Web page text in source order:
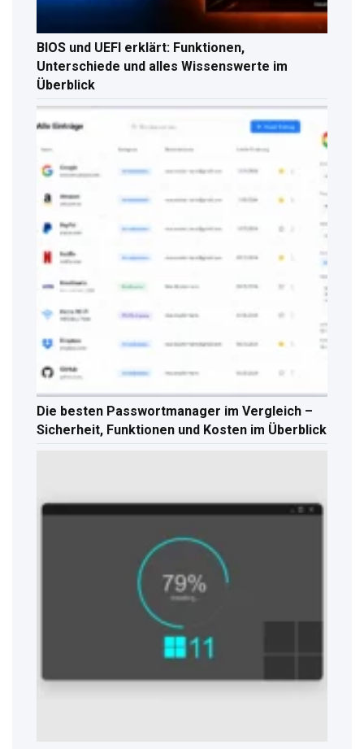
BIOS und UEFI erklärt: Funktionen,
Unterschiede und alles Wissenswerte im
Überblick
Die besten Passwortmanager im Vergleich –
Sicherheit, Funktionen und Kosten im Überblick